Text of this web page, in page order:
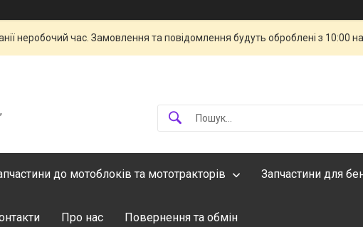
неробочий час. Замовлення та повідомлення будуть оброблені з 10:00
до мотоблоків та мототракторів Запчастини для
Про нас Повернення та обмін